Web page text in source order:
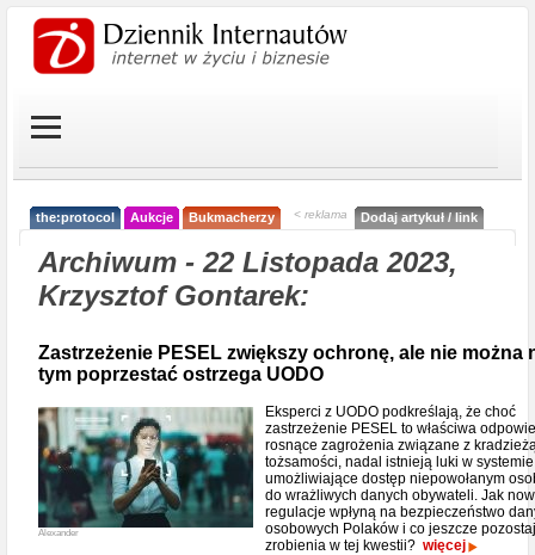
the:protocol Aukcje Bukmacherzy < reklama Dodaj artykuł / link
Archiwum - 22 Listopada 2023,
Krzysztof Gontarek:
Zastrzeżenie PESEL zwiększy ochronę, ale nie można
tym poprzestać ostrzega UODO
Alexander
Eksperci z UODO podkreślają, że choć
zastrzeżenie PESEL to właściwa
rosnące zagrożenia związane z
tożsamości, nadal istnieją luki w systemie
umożliwiające dostęp niepowołanym
do wrażliwych danych obywateli. Jak
regulacje wpłyną na bezpieczeństwo
osobowych Polaków i co jeszcze
zrobienia w tej kwestii? więcej